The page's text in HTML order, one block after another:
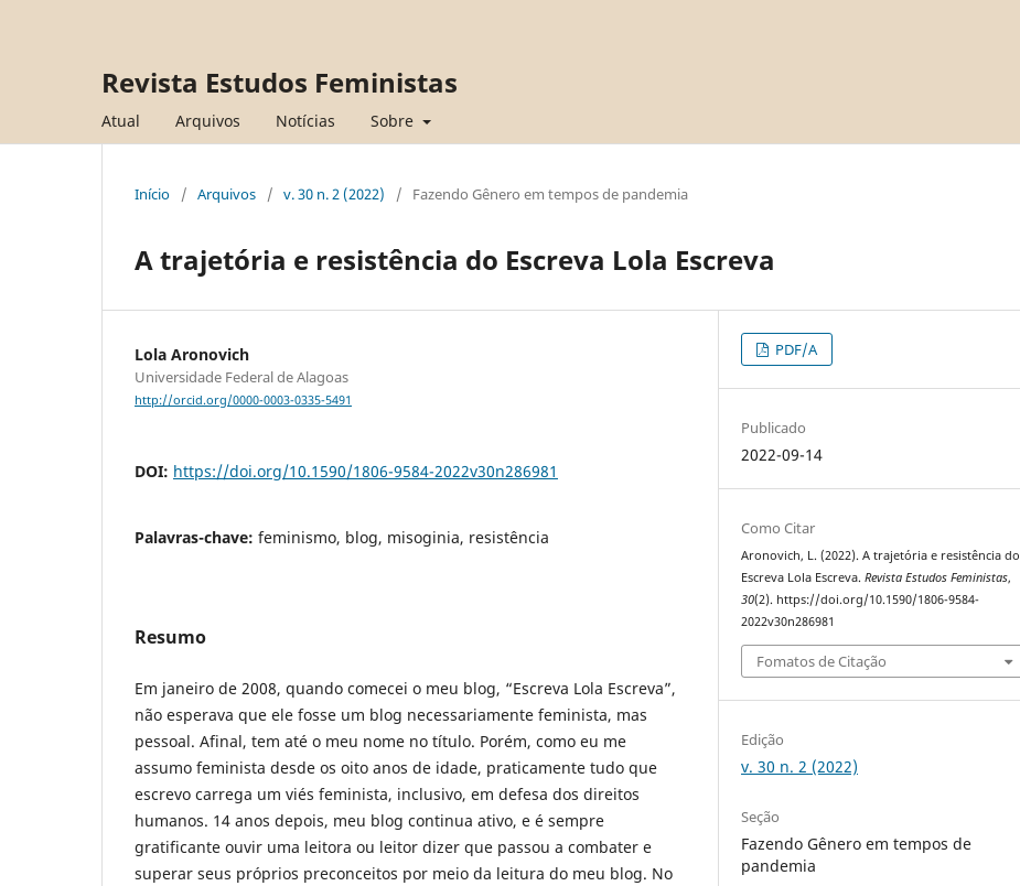
Revista Estudos Feministas
Atual Arquivos Notícias Sobre
Início / Arquivos / v. 30 n. 2 (2022) / Fazendo Gênero em tempos de pandemia
A trajetória e resistência do Escreva Lola Escreva
Lola Aronovich
Universidade Federal de Alagoas
http://orcid.org/0000-0003-0335-5491
DOI: https://doi.org/10.1590/1806-9584-2022v30n286981
Palavras-chave: feminismo, blog, misoginia, resistência
Resumo
Em janeiro de 2008, quando comecei o meu blog, “Escreva Lola Escreva”,
não esperava que ele fosse um blog necessariamente feminista, mas
pessoal. Afinal, tem até o meu nome no título. Porém, como eu me
assumo feminista desde os oito anos de idade, praticamente tudo que
escrevo carrega um viés feminista, inclusivo, em defesa dos direitos
humanos. 14 anos depois, meu blog continua ativo, e é sempre
gratificante ouvir uma leitora ou leitor dizer que passou a combater e
superar seus próprios preconceitos por meio da leitura do meu blog. No
PDF/A
Publicado
2022-09-14
Como Citar
Aronovich, L. (2022). A trajetória e resistência do
Escreva Lola Escreva.Revista Estudos Feministas,
30(2). https://doi.org/10.1590/1806-9584-
2022v30n286981
Fomatos de Citação
Edição
v. 30 n. 2 (2022)
Seção
Fazendo Gênero em tempos de
pandemia